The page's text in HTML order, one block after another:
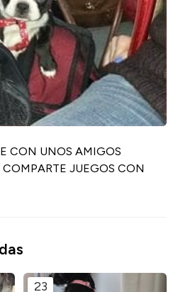
CON UNOS AMIGOS
COMPARTE JUEGOS CON
23